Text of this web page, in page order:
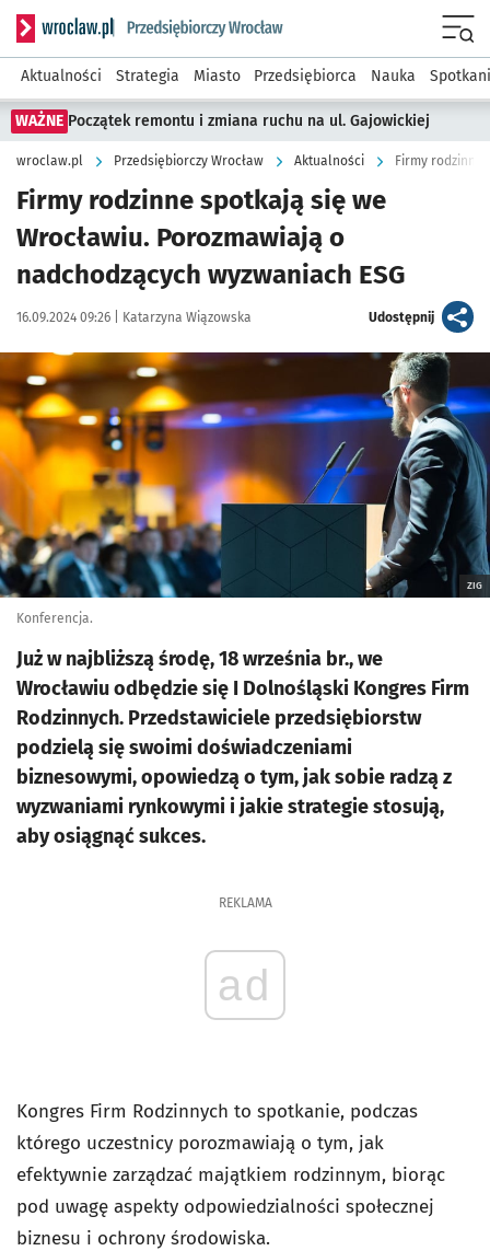
Serwis informacyjny wroclaw.pl podserwis: Strategia
Aktualności Strategia Miasto Przedsiębiorca Nauka
WAŻNE Początek remontu i zmiana ruchu na ul. Gajowickiej
wroclaw.pl Przedsiębiorczy Wrocław Aktualności
Firmy rodzinne spotkają się we
Wrocławiu. Porozmawiają o
nadchodzących wyzwaniach ESG
Data publikacji:
16.09.2024 09:26 | Autor:
Katarzyna Wiązowska Udostępnijartykuł
Kliknij, aby powiększyć
ZIG
Konferencja.
Już w najbliższą środę, 18 września br., we
Wrocławiu odbędzie się I Dolnośląski Kongres Firm
Rodzinnych. Przedstawiciele przedsiębiorstw
podzielą się swoimi doświadczeniami
biznesowymi, opowiedzą o tym, jak sobie radzą z
wyzwaniami rynkowymi i jakie strategie stosują,
aby osiągnąć sukces.
REKLAMA
ad
Kongres Firm Rodzinnych to spotkanie, podczas
którego uczestnicy porozmawiają o tym, jak
efektywnie zarządzać majątkiem rodzinnym, biorąc
pod uwagę aspekty odpowiedzialności społecznej
biznesu i ochrony środowiska.